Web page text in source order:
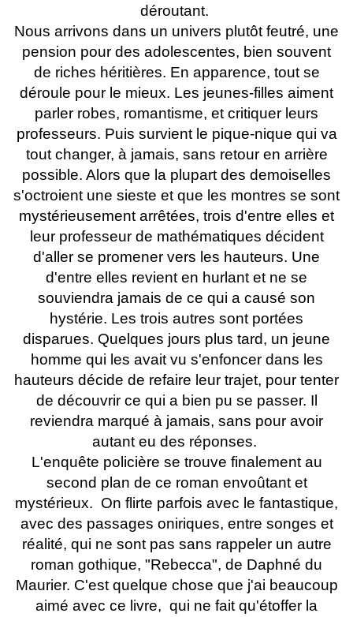
déroutant.
Nous arrivons dans un univers plutôt feutré, une
pension pour des adolescentes, bien souvent
de riches héritières. En apparence, tout se
déroule pour le mieux. Les jeunes-filles aiment
parler robes, romantisme, et critiquer leurs
professeurs. Puis survient le pique-nique qui va
tout changer, à jamais, sans retour en arrière
possible. Alors que la plupart des demoiselles
s'octroient une sieste et que les montres se sont
mystérieusement arrêtées, trois d'entre elles et
leur professeur de mathématiques décident
d'aller se promener vers les hauteurs. Une
d'entre elles revient en hurlant et ne se
souviendra jamais de ce qui a causé son
hystérie. Les trois autres sont portées
disparues. Quelques jours plus tard, un jeune
homme qui les avait vu s'enfoncer dans les
hauteurs décide de refaire leur trajet, pour tenter
de découvrir ce qui a bien pu se passer. Il
reviendra marqué à jamais, sans pour avoir
autant eu des réponses.
L'enquête policière se trouve finalement au
second plan de ce roman envoûtant et
mystérieux. On flirte parfois avec le fantastique,
avec des passages oniriques, entre songes et
réalité, qui ne sont pas sans rappeler un autre
roman gothique, "Rebecca", de Daphné du
Maurier. C'est quelque chose que j'ai beaucoup
aimé avec ce livre, qui ne fait qu'étoffer la